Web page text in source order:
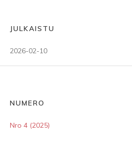
JULKAISTU
2026-02-10
NUMERO
Nro 4 (2025)